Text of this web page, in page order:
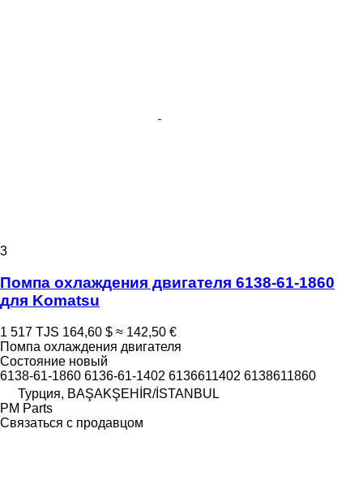
3
Помпа охлаждения двигателя 6138-61-1860
для Komatsu
1 517 TJS 164,60 $ ≈ 142,50 €
Помпа охлаждения двигателя
Состояние новый
6138-61-1860 6136-61-1402 6136611402 6138611860
Турция, BAŞAKŞEHİR/İSTANBUL
PM Parts
Связаться с продавцом